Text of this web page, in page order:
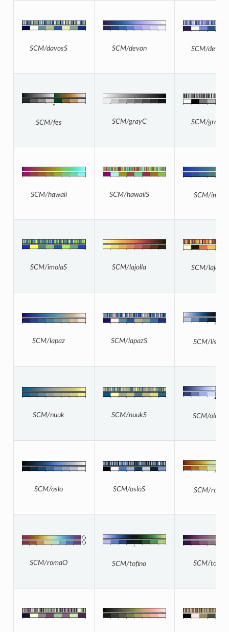
SCM/davosS SCM/devon SCM/devonS
SCM/fes SCM/grayC SCM/grayCS
SCM/hawaii SCM/hawaiiS SCM/imola
SCM/imolaS SCM/lajolla SCM/lajollaS
SCM/lapaz SCM/lapazS SCM/lisbon
SCM/nuuk SCM/nuukS SCM/oleron
SCM/oslo SCM/osloS SCM/roma
SCM/romaO SCM/tofino SCM/tokyo